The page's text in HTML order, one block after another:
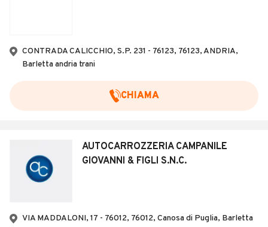
CONTRADA CALICCHIO, S.P. 231 - 76123, 76123, ANDRIA,
Barletta andria trani
CHIAMA
AUTOCARROZZERIA CAMPANILE
GIOVANNI & FIGLI S.N.C.
VIA MADDALONI, 17 - 76012, 76012, Canosa di Puglia, Barletta